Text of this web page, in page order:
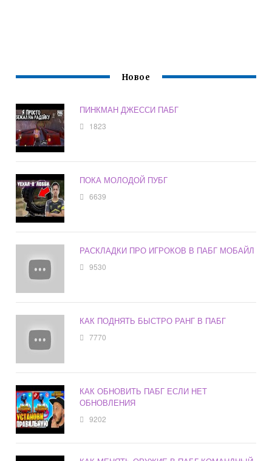
Новое
ПИНКМАН ДЖЕССИ ПАБГ
1823
ПОКА МОЛОДОЙ ПУБГ
6639
РАСКЛАДКИ ПРО ИГРОКОВ В ПАБГ МОБАЙЛ
9530
КАК ПОДНЯТЬ БЫСТРО РАНГ В ПАБГ
7770
КАК ОБНОВИТЬ ПАБГ ЕСЛИ НЕТ
ОБНОВЛЕНИЯ
9202